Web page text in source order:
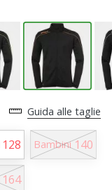
Guida alle taglie
128 Bambini 140
164